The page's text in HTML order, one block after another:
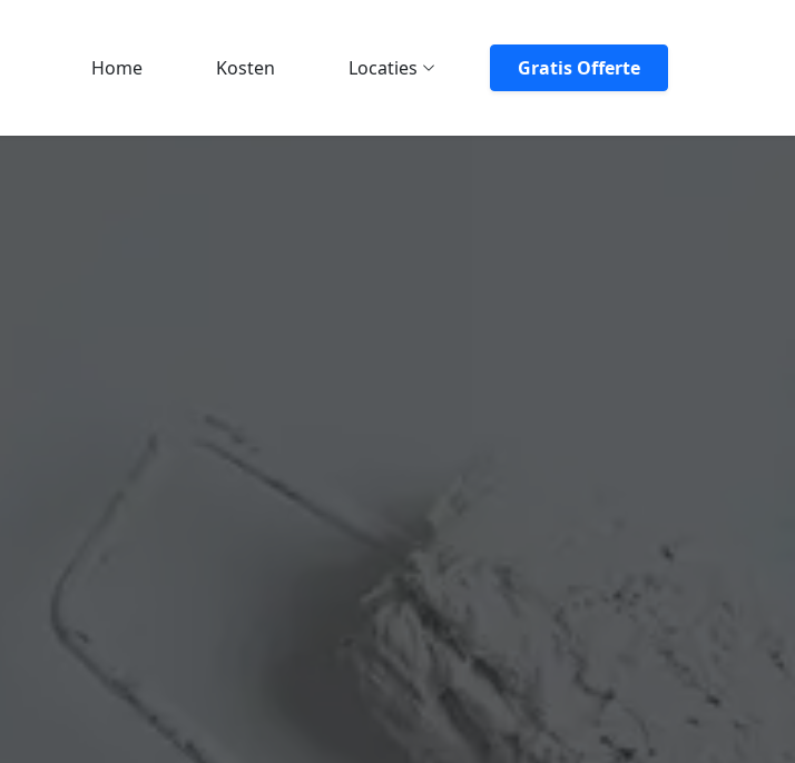
Home Kosten Locaties Gratis Offerte